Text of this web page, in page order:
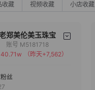
收藏 视频收藏 小店收藏
郑美伦美玉珠宝
备注
账号 M5181718
（昨天+7,562）
丝